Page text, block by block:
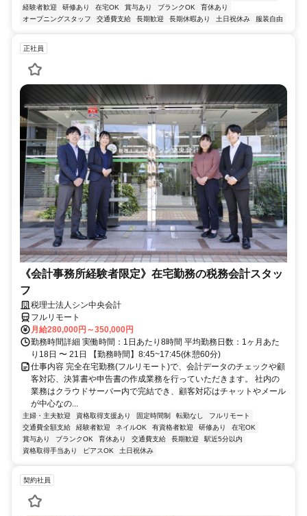
経験者歓迎 研修あり 在宅OK 賞与あり ブランクOK
育休あり
オープニングスタッフ
交通費支給 長期歓迎 長期休暇あり 土日祝休み 服装自由
正社員
《会計事務所経験者限定》在宅勤務の税務会計スタッ
フ
税理士法人シン中央会計
フルリモート
月給280,000円～350,000円
勤務時間詳細 実働時間：1日あたり8時間 平均勤務日数：1ヶ月あた
り18日 〜 21日 【勤務時間】8:45~17:45(休憩60分)
仕事内容 完全在宅勤務(フルリモート)で、会計データのチェックや顧
客対応、決算書や申告書の作成業務を行っていただきます。 社内の
業務はクラウドサーバー内で完結でき、顧客対応はチャットやメール
が中心なの...
主婦・主夫歓迎 資格取得支援あり 固定時間制 転勤なし
フルリモート
交通費全額支給
経験者歓迎 ネイルOK 有資格者歓迎 研修あり
在宅OK
賞与あり
ブランクOK 育休あり 交通費支給 長期歓迎
駅近5分以内
資格取得手当あり
ピアスOK 土日祝休み
契約社員